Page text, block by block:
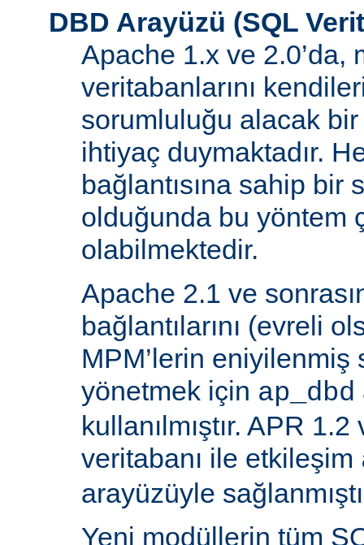
DBD Arayüzü (SQL
Apache 1.x ve 2.0’da,
veritabanlarını
sorumluluğu alacak bir
ihtiyaç duymaktadır.
bağlantısına sahip bir
olduğunda bu yöntem
olabilmektedir.
Apache 2.1 ve
bağlantılarını (evreli
MPM’lerin
yönetmek için ap_dbd
kullanılmıştır. APR
veritabanı ile etkileşim
arayüzüyle
Yeni modüllerin tüm